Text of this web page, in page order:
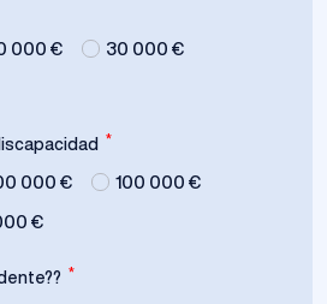
000 € 30 000 €
*
000 € 100 000 €
€
*